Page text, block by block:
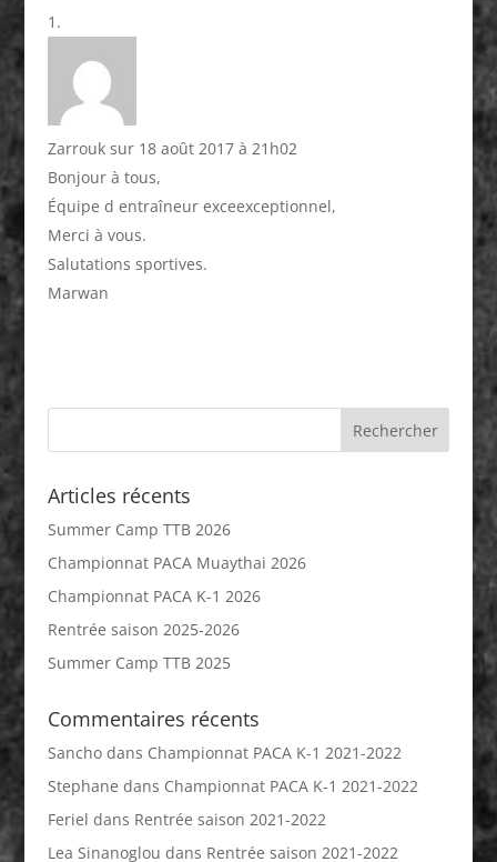
Zarrouk sur 18 août 2017 à 21h02
Bonjour à tous,
Équipe d entraîneur exceexceptionnel,
Merci à vous.
Salutations sportives.
Marwan
Articles récents
Summer Camp TTB 2026
Championnat PACA Muaythai 2026
Championnat PACA K-1 2026
Rentrée saison 2025-2026
Summer Camp TTB 2025
Commentaires récents
Sanchodans Championnat PACA K-1 2021-2022
Stephane dans Championnat PACA K-1 2021-2022
Feriel dans Rentrée saison 2021-2022
Lea Sinanoglou dans Rentrée saison 2021-2022